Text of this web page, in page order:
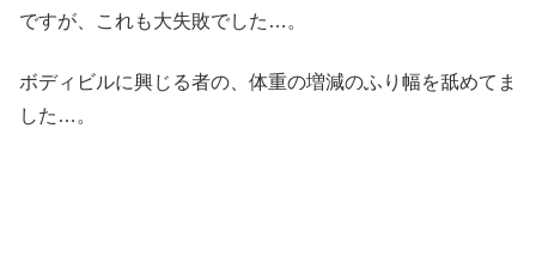
ですが、これも大失敗でした…。
ボディビルに興じる者の、体重の増減のふり幅を舐めてま
した…。